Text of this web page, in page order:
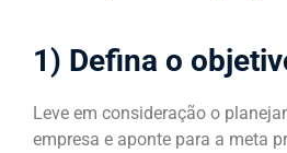
1) Defina o
Leve em consideração o
empresa e aponte para a meta